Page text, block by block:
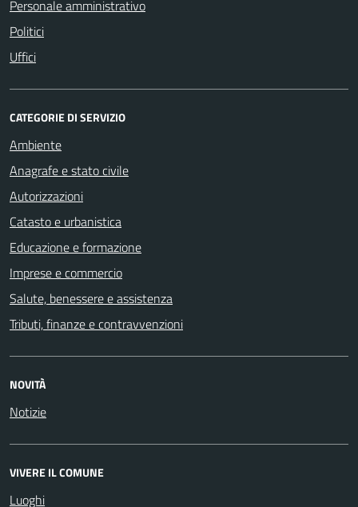
Personale amministrativo
Politici
Uffici
CATEGORIE DI SERVIZIO
Ambiente
Anagrafe e stato civile
Autorizzazioni
Catasto e urbanistica
Educazione e formazione
Imprese e commercio
Salute, benessere e assistenza
Tributi, finanze e contravvenzioni
NOVITÀ
Notizie
VIVERE IL COMUNE
Luoghi